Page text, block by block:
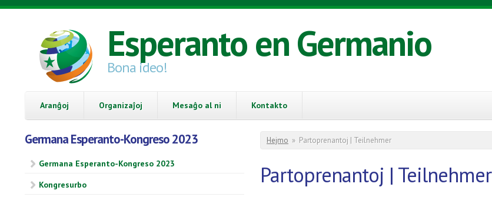
Skip to main content
Esperanto en Germanio
Bona ideo!
Aranĝoj Organizaĵoj Mesaĝo al ni Kontakto
Germana Esperanto-Kongreso 2023
Germana Esperanto-Kongreso 2023
Kongresurbo
You are here
Hejmo » Partoprenantoj | Teilnehmer
Partoprenantoj | Teilnehmer